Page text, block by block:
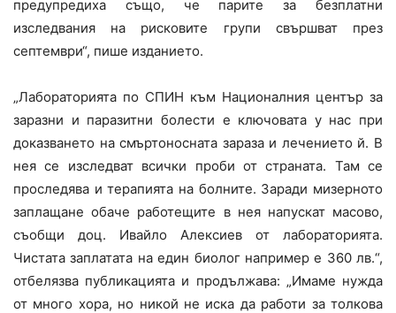
предупредиха също, че парите за безплатни
изследвания на рисковите групи свършват през
септември“, пише изданието.
„Лабораторията по СПИН към Националния център за
заразни и паразитни болести е ключовата у нас при
доказването на смъртоносната зараза и лечението й. В
нея се изследват всички проби от страната. Там се
проследява и терапията на болните. Заради мизерното
заплащане обаче работещите в нея напускат масово,
съобщи доц. Ивайло Алексиев от лабораторията.
Чистата заплатата на един биолог например е 360 лв.“,
отбелязва публикацията и продължава: „Имаме нужда
от много хора, но никой не иска да работи за толкова